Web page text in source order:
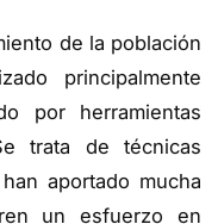
de la población
principalmente
por herramientas
trata de técnicas
aportado mucha
un esfuerzo en